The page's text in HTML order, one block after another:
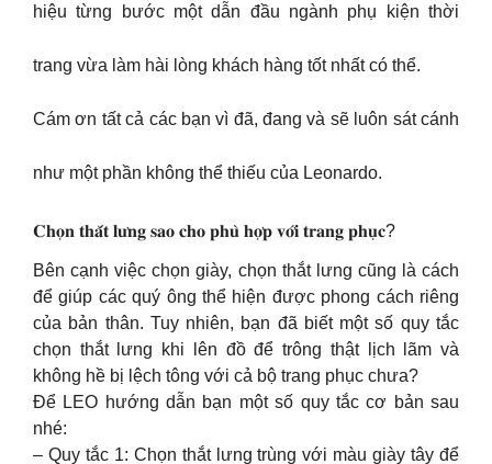
hiệu từng bước một dẫn đầu ngành phụ kiện thời
trang vừa làm hài lòng khách hàng tốt nhất có thể.
Cám ơn tất cả các bạn vì đã, đang và sẽ luôn sát cánh
như một phần không thể thiếu của Leonardo.
𝐂𝐡𝐨̣𝐧 𝐭𝐡𝐚̆́𝐭 𝐥𝐮̛𝐧𝐠 𝐬𝐚𝐨 𝐜𝐡𝐨 𝐩𝐡𝐮̀ 𝐡𝐨̛̣𝐩 𝐯𝐨̛́𝐢 𝐭𝐫𝐚𝐧𝐠 𝐩𝐡𝐮̣𝐜?
Bên cạnh việc chọn giày, chọn thắt lưng cũng là cách
để giúp các quý ông thể hiện được phong cách riêng
của bản thân. Tuy nhiên, bạn đã biết một số quy tắc
chọn thắt lưng khi lên đồ để trông thật lịch lãm và
không hề bị lệch tông với cả bộ trang phục chưa?
Để LEO hướng dẫn bạn một số quy tắc cơ bản sau
nhé:
– Quy tắc 1: Chọn thắt lưng trùng với màu giày tây để